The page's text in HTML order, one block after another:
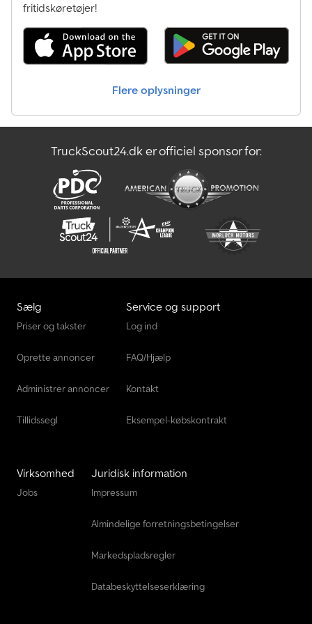
Kontroller altid vores bankoplysninger før transaktionen! - Det er
skrivefejl kan forekomme i beskrivelsen af alle tilbudte køretøjer.
fritidskøretøjer!
Flere oplysninger
TruckScout24.dk er officiel sponsor for:
Sælg
Priser og takster
Oprette annoncer
Administrer annoncer
Tillidssegl
Service og support
Log ind
FAQ/Hjælp
Kontakt
Eksempel-købskontrakt
Virksomhed
Jobs
Juridisk information
Impressum
Almindelige forretningsbetingelser
Markedspladsregler
Databeskyttelseserklæring